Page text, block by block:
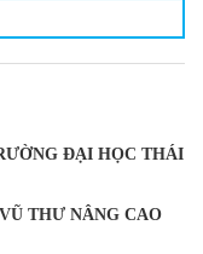
ĐẠI HỌC THÁI
THƯ NÂNG CAO